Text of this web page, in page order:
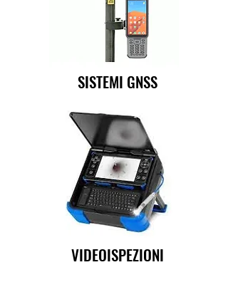
SISTEMI GNSS
VIDEOISPEZIONI